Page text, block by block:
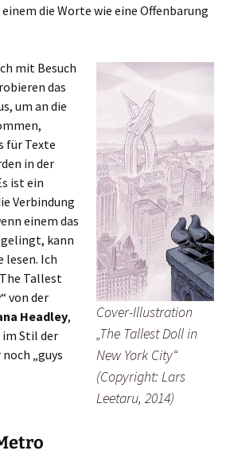
die Worte wie eine Offenbarung
Cover-Illustration
„The Tallest Doll in
New York City“
(Copyright: Lars
Leetaru, 2014)
mit Besuch
das
um an die
für Texte
in der
ist ein
Verbindung
einem das
kann
lesen. Ich
Tallest
von der
Headley,
Stil der
„guys